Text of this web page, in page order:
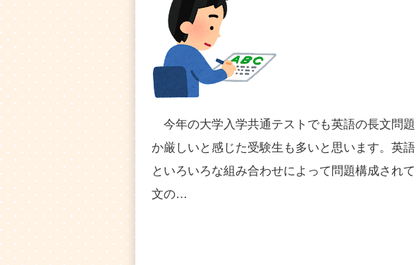
今年の大学入学共通テストでも英語の長文問
か厳しいと感じた受験生も多いと思います。英
といろいろな組み合わせによって問題構成され
文の…